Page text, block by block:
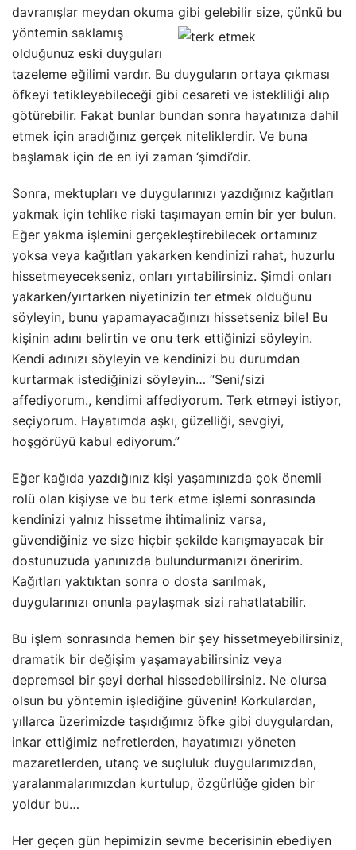
davranışlar meydan okuma gibi gelebilir size, çünkü bu
yöntemin saklamış
olduğunuz eski duyguları
tazeleme eğilimi vardır. Bu duyguların ortaya çıkması
öfkeyi tetikleyebileceği gibi cesareti ve istekliliği alıp
götürebilir. Fakat bunlar bundan sonra hayatınıza dahil
etmek için aradığınız gerçek niteliklerdir. Ve buna
başlamak için de en iyi zaman ‘şimdi’dir.
Sonra, mektupları ve duygularınızı yazdığınız kağıtları
yakmak için tehlike riski taşımayan emin bir yer bulun.
Eğer yakma işlemini gerçekleştirebilecek ortamınız
yoksa veya kağıtları yakarken kendinizi rahat, huzurlu
hissetmeyecekseniz, onları yırtabilirsiniz. Şimdi onları
yakarken/yırtarken niyetinizin ter etmek olduğunu
söyleyin, bunu yapamayacağınızı hissetseniz bile! Bu
kişinin adını belirtin ve onu terk ettiğinizi söyleyin.
Kendi adınızı söyleyin ve kendinizi bu durumdan
kurtarmak istediğinizi söyleyin… “Seni/sizi
affediyorum., kendimi affediyorum. Terk etmeyi istiyor,
seçiyorum. Hayatımda aşkı, güzelliği, sevgiyi,
hoşgörüyü kabul ediyorum.”
Eğer kağıda yazdığınız kişi yaşamınızda çok önemli
rolü olan kişiyse ve bu terk etme işlemi sonrasında
kendinizi yalnız hissetme ihtimaliniz varsa,
güvendiğiniz ve size hiçbir şekilde karışmayacak bir
dostunuzuda yanınızda bulundurmanızı öneririm.
Kağıtları yaktıktan sonra o dosta sarılmak,
duygularınızı onunla paylaşmak sizi rahatlatabilir.
Bu işlem sonrasında hemen bir şey hissetmeyebilirsiniz,
dramatik bir değişim yaşamayabilirsiniz veya
depremsel bir şeyi derhal hissedebilirsiniz. Ne olursa
olsun bu yöntemin işlediğine güvenin! Korkulardan,
yıllarca üzerimizde taşıdığımız öfke gibi duygulardan,
inkar ettiğimiz nefretlerden, hayatımızı yöneten
mazaretlerden, utanç ve suçluluk duygularımızdan,
yaralanmalarımızdan kurtulup, özgürlüğe giden bir
yoldur bu…
Her geçen gün hepimizin sevme becerisinin ebediyen